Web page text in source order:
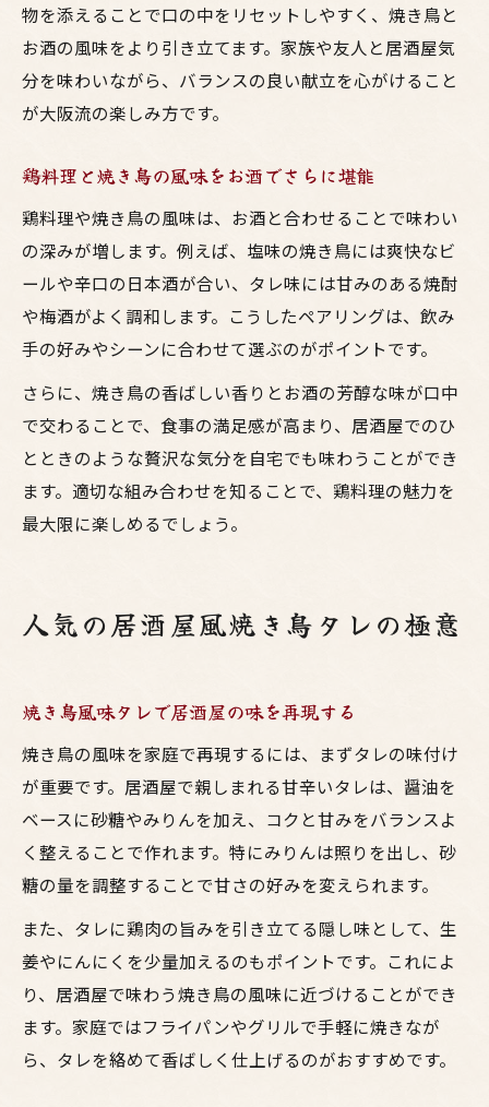
物を添えることで口の中をリセットしやすく、焼き鳥と
お酒の風味をより引き立てます。家族や友人と居酒屋気
分を味わいながら、バランスの良い献立を心がけること
が大阪流の楽しみ方です。
鶏料理と焼き鳥の風味をお酒でさらに堪能
鶏料理や焼き鳥の風味は、お酒と合わせることで味わい
の深みが増します。例えば、塩味の焼き鳥には爽快なビ
ールや辛口の日本酒が合い、タレ味には甘みのある焼酎
や梅酒がよく調和します。こうしたペアリングは、飲み
手の好みやシーンに合わせて選ぶのがポイントです。
さらに、焼き鳥の香ばしい香りとお酒の芳醇な味が口中
で交わることで、食事の満足感が高まり、居酒屋でのひ
とときのような贅沢な気分を自宅でも味わうことができ
ます。適切な組み合わせを知ることで、鶏料理の魅力を
最大限に楽しめるでしょう。
人気の居酒屋風焼き鳥タレの極意
焼き鳥風味タレで居酒屋の味を再現する
焼き鳥の風味を家庭で再現するには、まずタレの味付け
が重要です。居酒屋で親しまれる甘辛いタレは、醤油を
ベースに砂糖やみりんを加え、コクと甘みをバランスよ
く整えることで作れます。特にみりんは照りを出し、砂
糖の量を調整することで甘さの好みを変えられます。
また、タレに鶏肉の旨みを引き立てる隠し味として、生
姜やにんにくを少量加えるのもポイントです。これによ
り、居酒屋で味わう焼き鳥の風味に近づけることができ
ます。家庭ではフライパンやグリルで手軽に焼きなが
ら、タレを絡めて香ばしく仕上げるのがおすすめです。